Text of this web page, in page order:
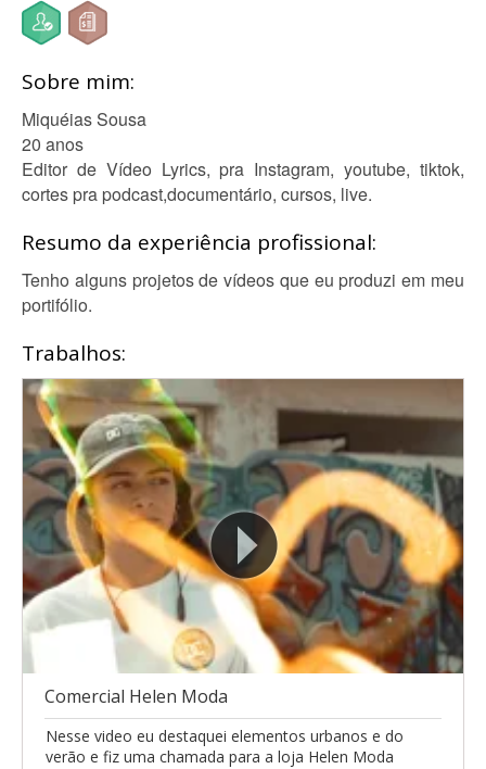
Sobre mim:
Miquéias Sousa
20 anos
Editor de Vídeo Lyrics, pra Instagram, youtube, tiktok,
cortes pra podcast,documentário, cursos, live.
Resumo da experiência profissional:
Tenho alguns projetos de vídeos que eu produzi em meu
portifólio.
Trabalhos:
Comercial Helen Moda
Nesse video eu destaquei elementos urbanos e do
verão e fiz uma chamada para a loja Helen Moda